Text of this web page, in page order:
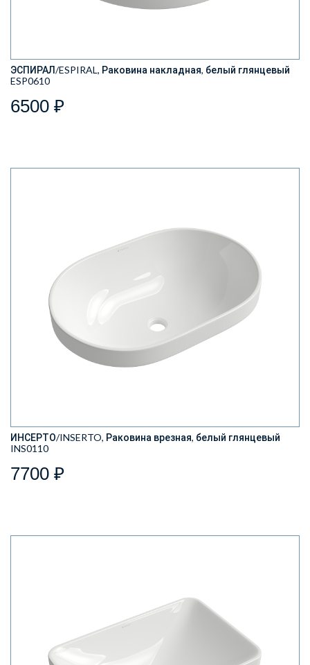
ЭСПИРАЛ/ESPIRAL, Раковина накладная, белый глянцевый
ESP0610
6500 ₽
ИНСЕРТО/INSERTO, Раковина врезная, белый глянцевый
INS0110
7700 ₽